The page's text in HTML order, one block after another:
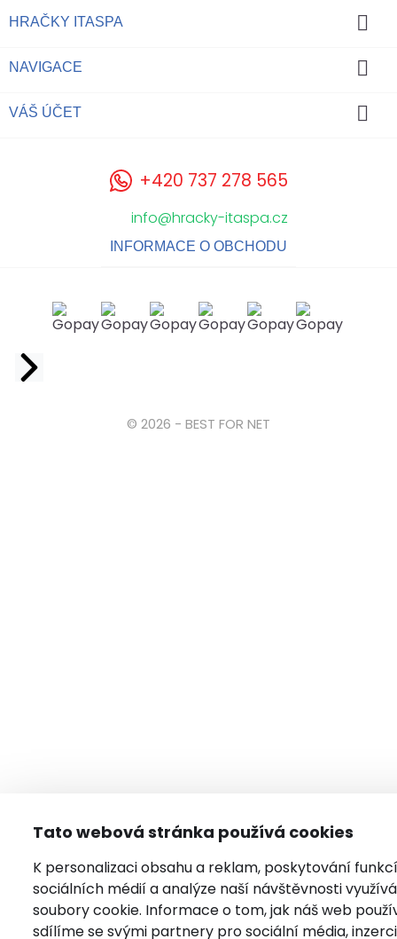
Tato webová stránka používá cookies
K personalizaci obsahu a reklam, poskytování funkcí
sociálních médií a analýze naší návštěvnosti
soubory cookie. Informace o tom, jak náš web
sdílíme se svými partnery pro sociální média,
HRAČKY ITASPA 
NAVIGACE 
VÁŠ ÚČET 
+420 737 278 565
info@hracky-itaspa.cz
INFORMACE O OBCHODU
© 2026 - BEST FOR NET